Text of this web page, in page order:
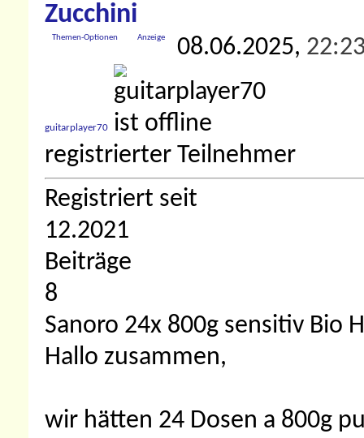
Zucchini
Themen-Optionen Anzeige 08.06.2025,
guitarplayer70
registrierter Teilnehmer
Registriert seit
12.2021
Beiträge
8
Sanoro 24x 800g sensitiv Bio
Hallo zusammen,
wir hätten 24 Dosen a 800g